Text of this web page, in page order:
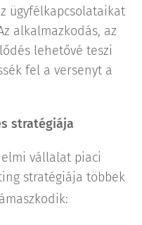
ügyfélkapcsolataikat
alkalmazkodás, az
lehetővé teszi
fel a versenyt a
stratégiája
vállalat piaci
stratégiája többek